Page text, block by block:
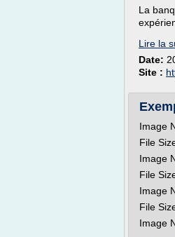
La
Lire la
Date:
Site :
Image
File
Image
File
Image
File
Image